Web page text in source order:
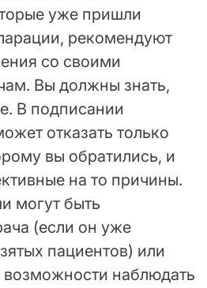
уже пришли
рекомендуют
со своими
Вы должны знать,
В подписании
отказать только
вы обратились, и
на то причины.
могут быть
(если он уже
пациентов) или
возможности наблюдать